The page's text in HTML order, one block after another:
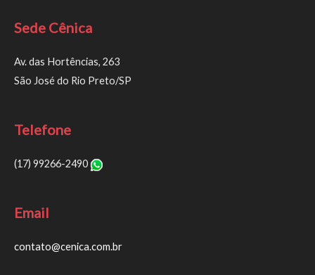
Sede Cênica
Av. das Hortências, 263
São José do Rio Preto/SP
Telefone
(17) 99266-2490
Email
contato@cenica.com.br